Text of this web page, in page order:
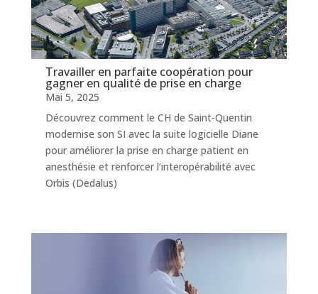
Travailler en parfaite coopération pour
gagner en qualité de prise en charge
Mai 5, 2025
Découvrez comment le CH de Saint-Quentin
modernise son SI avec la suite logicielle Diane
pour améliorer la prise en charge patient en
anesthésie et renforcer l’interopérabilité avec
Orbis (Dedalus)